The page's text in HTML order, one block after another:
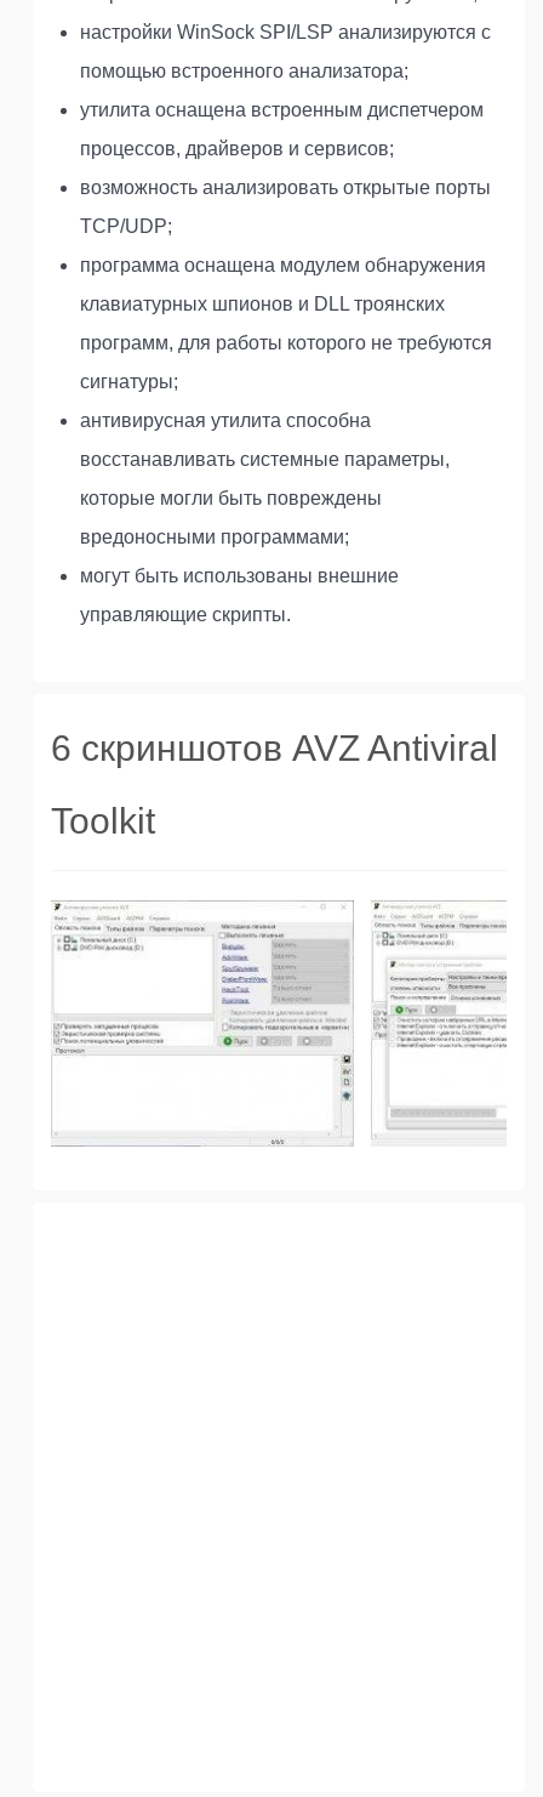
настройки WinSock SPI/LSP анализируются с
помощью встроенного анализатора;
утилита оснащена встроенным диспетчером
процессов, драйверов и сервисов;
возможность анализировать открытые порты
TCP/UDP;
программа оснащена модулем обнаружения
клавиатурных шпионов и DLL троянских
программ, для работы которого не требуются
сигнатуры;
антивирусная утилита способна
восстанавливать системные параметры,
которые могли быть повреждены
вредоносными программами;
могут быть использованы внешние
управляющие скрипты.
6 скриншотов AVZ Antiviral
Toolkit